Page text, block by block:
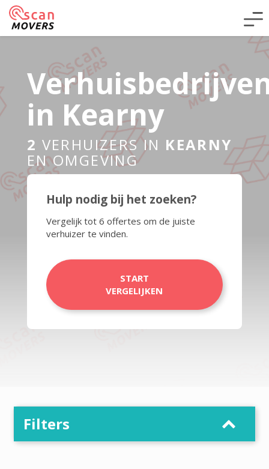
in Kearny
2 VERHUIZERS IN KEARNY
EN OMGEVING
Hulp nodig bij het zoeken?
Vergelijk tot 6 offertes om de juiste
verhuizer te vinden.
START
VERGELIJKEN
Filters